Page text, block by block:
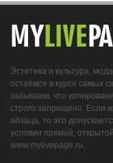
MYLIVE
Эстетика и культура,
остаёмся в курсе самых
забываем, что
строго запрещено. Если
абзаца, то это
условии прямой,
www.mylivepage.ru.